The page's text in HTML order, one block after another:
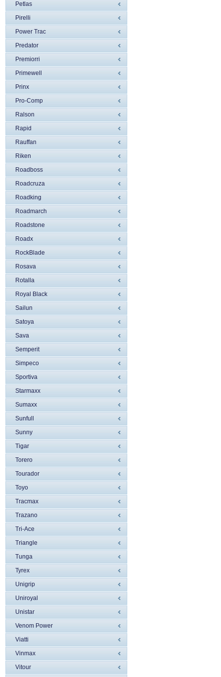
Petlas
Pirelli
Power Trac
Predator
Premiorri
Primewell
Prinx
Pro-Comp
Ralson
Rapid
Rauffan
Riken
Roadboss
Roadcruza
Roadking
Roadmarch
Roadstone
Roadx
RockBlade
Rosava
Rotalla
Royal Black
Sailun
Satoya
Sava
Semperit
Simpeco
Sportiva
Starmaxx
Sumaxx
Sunfull
Sunny
Tigar
Torero
Tourador
Toyo
Tracmax
Trazano
Tri-Ace
Triangle
Tunga
Tyrex
Unigrip
Uniroyal
Unistar
Venom Power
Viatti
Vinmax
Vitour